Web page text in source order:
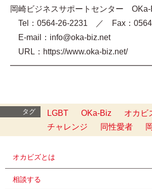
岡崎ビジネスサポートセンター OKa-
Tel：0564-26-2231 ／ Fax：
E-mail：info@oka-biz.net
URL：https://www.oka-biz.net/
タグ LGBT OKa-Biz オカビ
チャレンジ
同性愛者
オカビズとは
相談する